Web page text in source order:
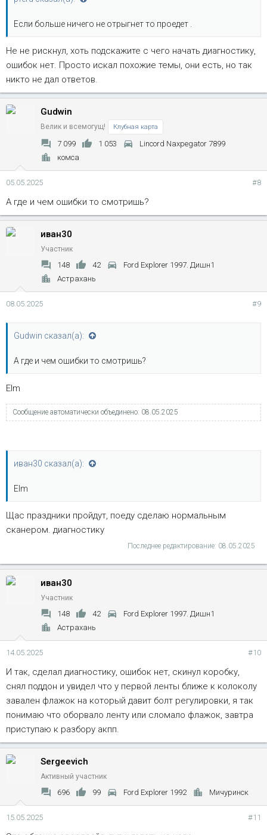
Если больше ничего не отрыгнет то проедет .
Не не рискнул, хоть подскажите с чего начать диагностику,
ошибок нет. Просто искал похожие темы, они есть, но так
никто не дал ответов.
Gudwin
Велик и всемогущ! Клубная карта
7 099 1 053
Lincord Naxpegator 7899
комса
05.05.2025 #8
А где и чем ошибки то смотришь?
иван30
Участник
148 42
Ford Explorer 1997. Дишн1
Астрахань
08.05.2025 #9
Gudwin сказал(а):
А где и чем ошибки то смотришь?
Elm
Сообщение автоматически объединено: 08.05.2025
иван30 сказал(а):
Elm
Щас праздники пройдут, поеду сделаю нормальным
сканером. диагностику
Последнее редактирование: 08.05.2025
иван30
Участник
148 42
Ford Explorer 1997. Дишн1
Астрахань
14.05.2025 #10
И так, сделал диагностику, ошибок нет, скинул коробку,
снял поддон и увидел что у первой ленты ближе к колоколу
завален флажок на который давит болт регулировки, я так
понимаю что оборвало ленту или сломало флажок, завтра
приступаю к разбору акпп.
Sergeevich
Активный участник
696 99 Ford Explorer 1992 Мичуринск
15.05.2025 #11